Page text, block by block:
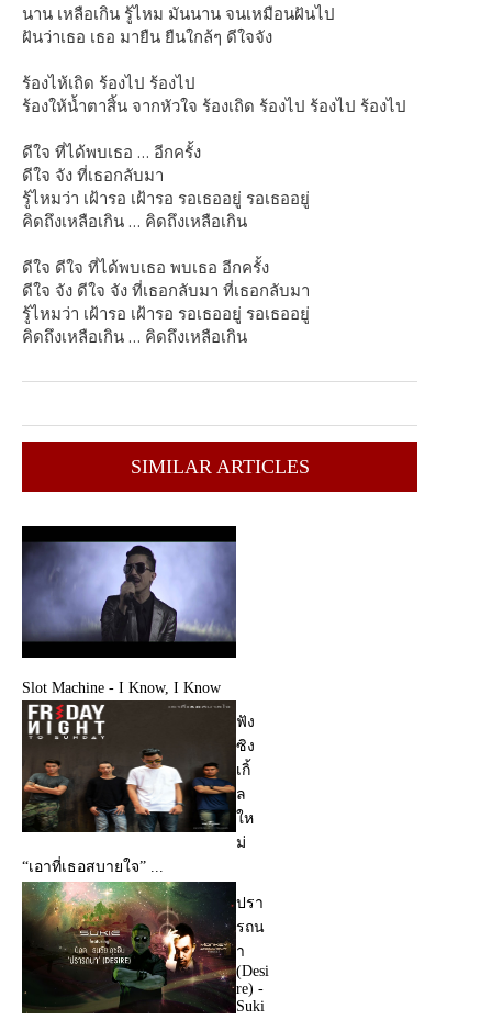
นาน เหลือเกิน รู้ไหม มันนาน จนเหมือนฝันไป
ฝันว่าเธอ เธอ มายืน ยืนใกล้ๆ ดีใจจัง
ร้องไห้เถิด ร้องไป ร้องไป
ร้องให้น้ำตาสิ้น จากหัวใจ ร้องเถิด ร้องไป ร้องไป ร้องไป
ดีใจ ที่ได้พบเธอ … อีกครั้ง
ดีใจ จัง ที่เธอกลับมา
รู้ไหมว่า เฝ้ารอ เฝ้ารอ รอเธออยู่ รอเธออยู่
คิดถึงเหลือเกิน … คิดถึงเหลือเกิน
ดีใจ ดีใจ ที่ได้พบเธอ พบเธอ อีกครั้ง
ดีใจ จัง ดีใจ จัง ที่เธอกลับมา ที่เธอกลับมา
รู้ไหมว่า เฝ้ารอ เฝ้ารอ รอเธออยู่ รอเธออยู่
คิดถึงเหลือเกิน … คิดถึงเหลือเกิน
SIMILAR ARTICLES
Slot Machine - I Know, I Know
ฟัง
ซิง
เกิ้
ล
ให
ม่
“เอาที่เธอสบายใจ” ...
ปรา
รถน
า
(Desi
re) -
Suki